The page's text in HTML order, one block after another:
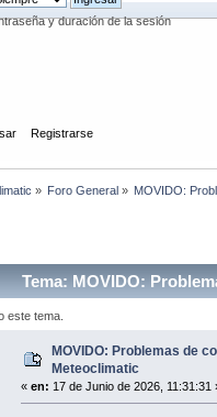
y duración de la sesión
Registrarse
» Foro General» MOVIDO:
Tema: MOVIDO:
este tema.
MOVIDO: Problemas de
Meteoclimatic
« en: 17 de Junio de 2026, 11:31:31